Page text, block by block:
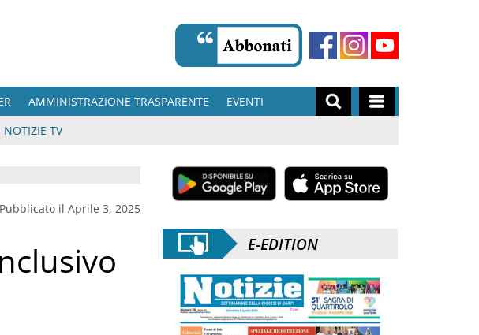
AMMINISTRAZIONE TRASPARENTE
EVENTI
NOTIZIE TV
Pubblicato il Aprile 3, 2025
E-EDITION